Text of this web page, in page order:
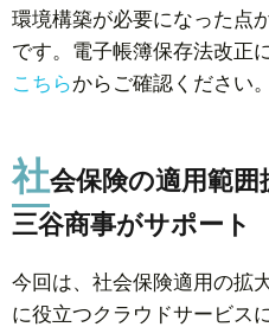
環境構築が必要になった点
です。電子帳簿保存法改正
こちらからご確認ください。
社会保険の適用範
三谷商事がサポート
今回は、社会保険適用の拡
に役立つクラウドサービス